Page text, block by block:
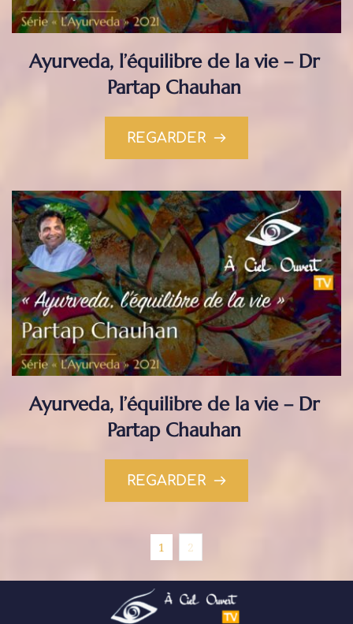
Ayurveda, l’équilibre de la vie – Dr
Partap Chauhan
REGARDER
Ayurveda, l’équilibre de la vie – Dr
Partap Chauhan
REGARDER
1 2